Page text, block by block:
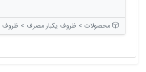
محصولات > ظروف یکبار مصرف > ظروف بسته